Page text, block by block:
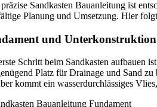
Sandkasten Bauanleitung ist
Planung und Umsetzung. Hier
und Unterkonstruktion
Schritt beim Sandkasten aufbauen
Platz für Drainage und Sand
kommt ein wasserdurchlässiges